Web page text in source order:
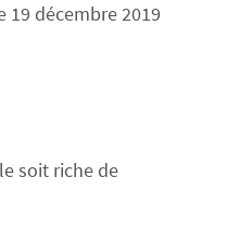
19 décembre 2019
soit riche de